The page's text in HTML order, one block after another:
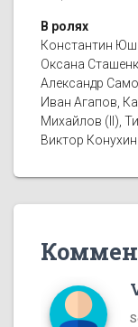
В ролях
Константин
Оксана
Александр
Иван Агапов,
Михайлов (II),
Виктор Конухин